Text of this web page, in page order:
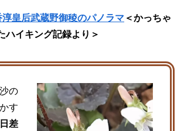
皇后武蔵野御稜のパノラマ ＜かっちゃ
ハイキング記録より＞
の
す
差